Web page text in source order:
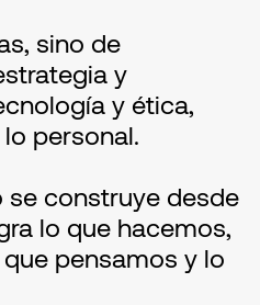
sino de
y
y ética,
personal.
se construye desde
lo que hacemos,
pensamos y lo